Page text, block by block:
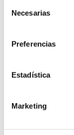
Necesarias
Preferencias
Estadística
Marketing